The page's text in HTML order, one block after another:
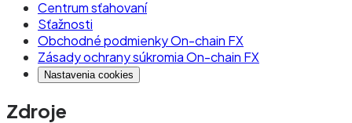
Centrum sťahovaní
Sťažnosti
Obchodné podmienky On-chain FX
Zásady ochrany súkromia On-chain FX
Nastavenia cookies
Zdroje